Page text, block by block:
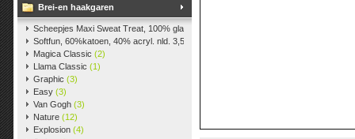
Brei-en haakgaren
Scheepjes Maxi Sweat Treat, 100% glanskatoen,25 gr.
Softfun, 60%katoen, 40% acryl. nld. 3,5-4. ca. 140m, 50 gr.
Magica Classic (2)
Llama Classic (1)
Graphic (3)
Easy (3)
Van Gogh (3)
Nature (12)
Explosion (4)